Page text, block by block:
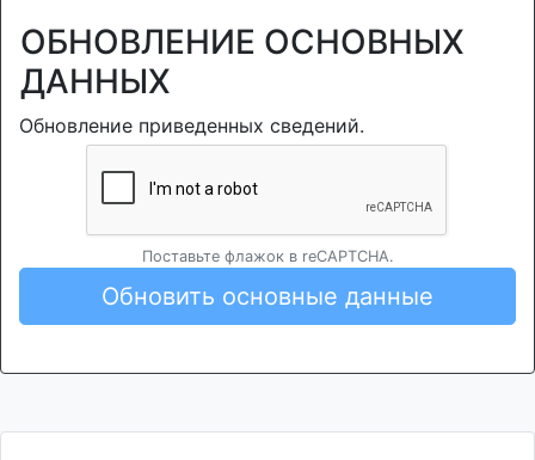
ОБНОВЛЕНИЕ ОСНОВНЫХ
ДАННЫХ
Обновление приведенных сведений.
Поставьте флажок в reCAPTCHA.
Обновить основные данные